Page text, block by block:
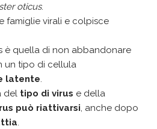
oticus.
famiglie virali e colpisce
è quella di non abbandonare
un tipo di cellula
latente.
del tipo di virus e della
può riattivarsi, anche dopo
.